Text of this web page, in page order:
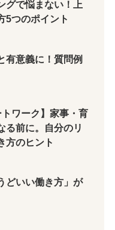
グで悩まない！上
5つのポイント
有意義に！質問例
トワーク】家事・育
る前に。自分のリ
方のヒント
どいい働き方」が